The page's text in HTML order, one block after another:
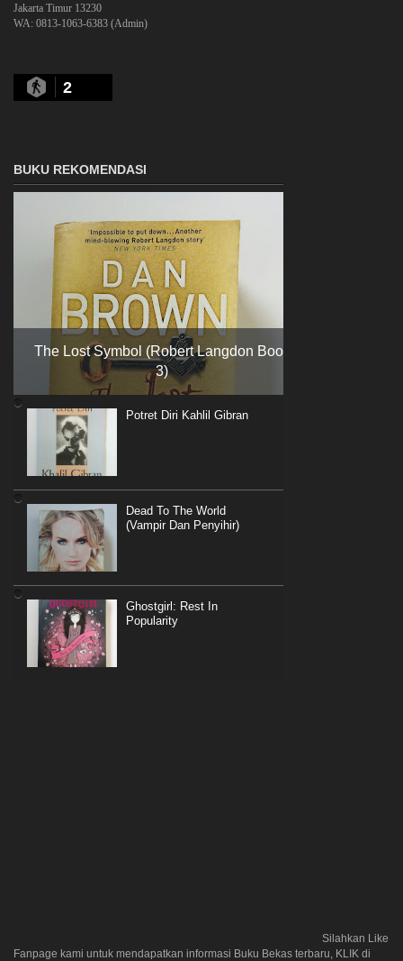
Jakarta Timur 13230
WA: 0813-1063-6383 (Admin)
2
BUKU REKOMENDASI
The Lost Symbol (Robert Langdon Book
3)
Potret Diri Kahlil Gibran
Dead To The World
(Vampir Dan Penyihir)
Ghostgirl: Rest In
Popularity
Silahkan Like
Fanpage kami untuk mendapatkan informasi Buku Bekas terbaru, KLIK di